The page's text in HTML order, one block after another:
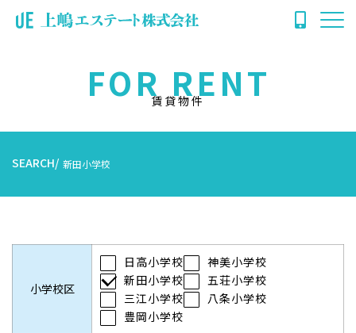
FOR RENT
賃貸物件
SEARCH 新田小学校
小学校区
日高小学校
神美小学校
新田小学校
五荘小学校
三江小学校
八条小学校
豊岡小学校